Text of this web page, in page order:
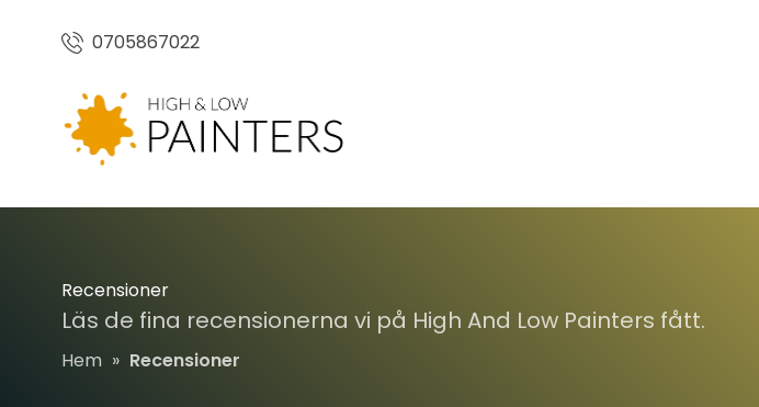
0705867022
Recensioner
Läs de fina recensionerna vi på High And Low Painters fått.
Hem » Recensioner